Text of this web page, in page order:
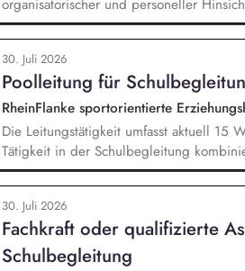
organisatorischer und personeller
Geschäftsführung. Teamführung:
Mitarbeitende. Strategische
strategische und organisatorische
den Bereichen Fortbildung, Information
Projektmanagement: Verantwortliche
Projektcontrolling im Rahmen von
30. Juli 2026
Poolleitung für
RheinFlanke sportorientierte
Die Leitungstätigkeit umfasst aktuell 15
Tätigkeit in der Schulbegleitung
Kapazitätsplanung und
Zielvereinbarung und
Teambuilding und Teamarbeit,
im Hilfeplanverfahren, Kommunikation
zwischen RheinFlanke und Schule.
30. Juli 2026
Fachkraft oder qualifizierte
Schulbegleitung